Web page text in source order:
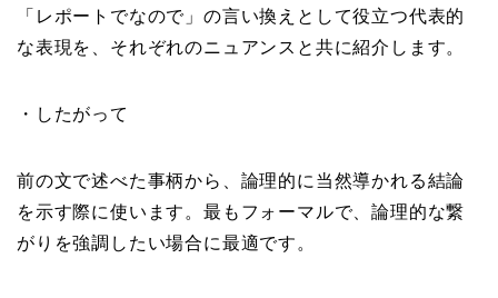
「レポートでなので」の言い換えとして役立つ代表的
な表現を、それぞれのニュアンスと共に紹介します。
・したがって
前の文で述べた事柄から、論理的に当然導かれる結論
を示す際に使います。最もフォーマルで、論理的な繋
がりを強調したい場合に最適です。